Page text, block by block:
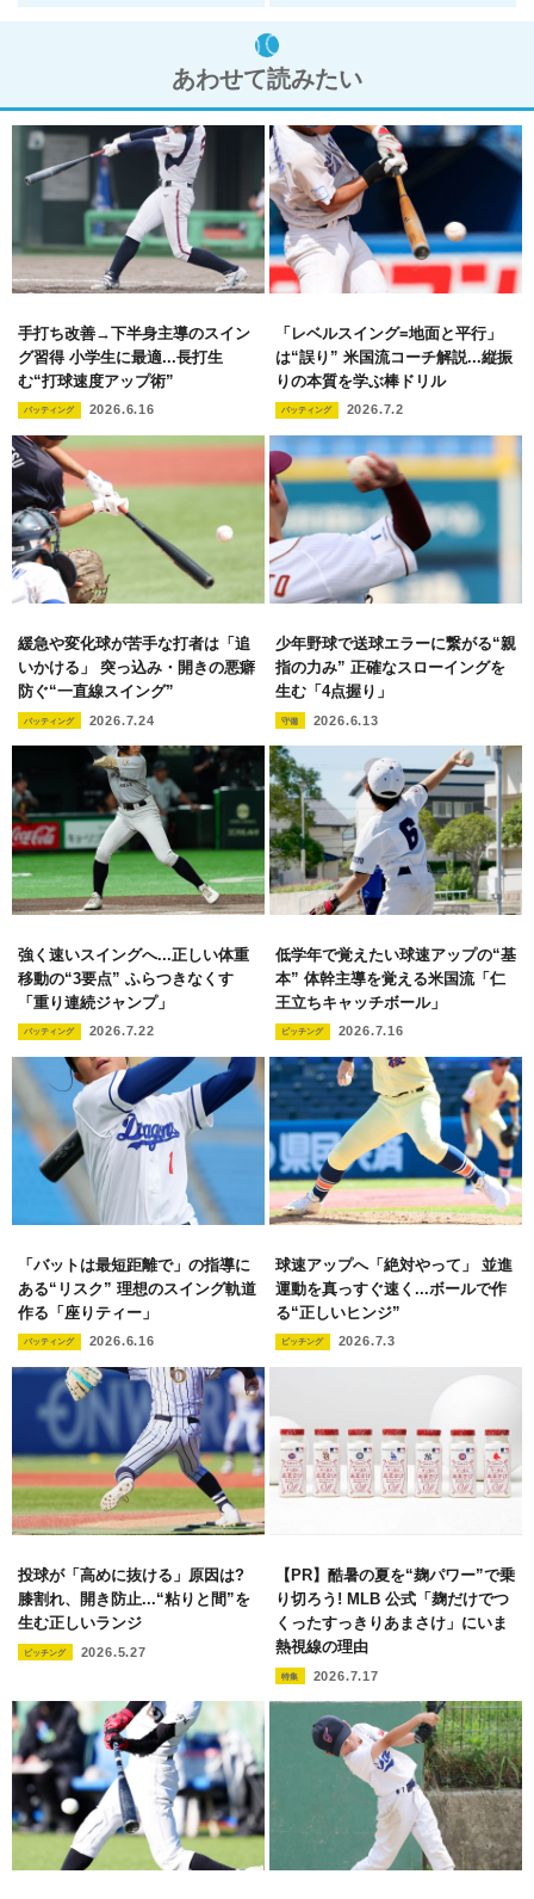
あわせて読みたい
手打ち改善→下半身主導のスイン
グ習得 小学生に最適...長打生
む“打球速度アップ術”
バッティング 2026.6.16
「レベルスイング=地面と平行」
は“誤り” 米国流コーチ解説...縦振
りの本質を学ぶ棒ドリル
バッティング 2026.7.2
緩急や変化球が苦手な打者は「追
いかける」 突っ込み・開きの悪癖
防ぐ“一直線スイング”
バッティング 2026.7.24
少年野球で送球エラーに繋がる“親
指の力み” 正確なスローイングを
生む「4点握り」
守備 2026.6.13
強く速いスイングへ...正しい体重
移動の“3要点” ふらつきなくす
「重り連続ジャンプ」
バッティング 2026.7.22
低学年で覚えたい球速アップの“基
本” 体幹主導を覚える米国流「仁
王立ちキャッチボール」
ピッチング 2026.7.16
「バットは最短距離で」の指導に
ある“リスク” 理想のスイング軌道
作る「座りティー」
バッティング 2026.6.16
球速アップへ「絶対やって」 並進
運動を真っすぐ速く...ボールで作
る“正しいヒンジ”
ピッチング 2026.7.3
投球が「高めに抜ける」原因は?
膝割れ、開き防止...“粘りと間”を
生む正しいランジ
ピッチング 2026.5.27
【PR】酷暑の夏を“麹パワー”で乗
り切ろう! MLB 公式「麹だけでつ
くったすっきりあまさけ」にいま
熱視線の理由
特集 2026.7.17